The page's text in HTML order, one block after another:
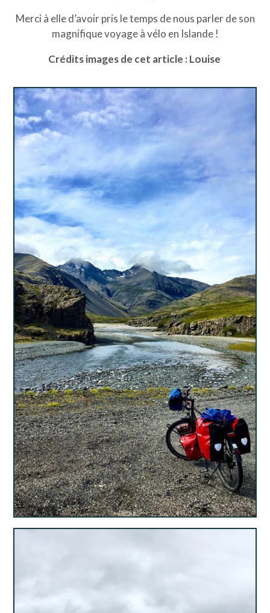
Merci à elle d’avoir pris le temps de nous parler de son
magnifique voyage à vélo en Islande !
Crédits images de cet article : Louise